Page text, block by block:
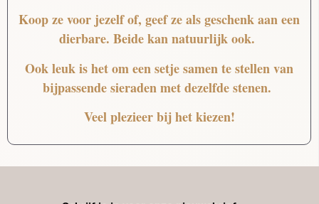
Koop ze voor jezelf of, geef ze als geschenk aan een
dierbare. Beide kan natuurlijk ook.
Ook leuk is het om een setje samen te stellen van
bijpassende sieraden met dezelfde stenen.
Veel plezieer bij het kiezen!